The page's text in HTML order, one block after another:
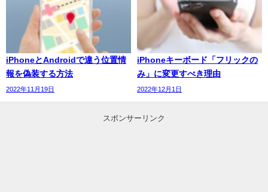
iPhoneとAndroidで違う位置情
報を偽装する方法
2022年11月19日
iPhoneキーボード「フリックの
み」に変更すべき理由
2022年12月1日
スポンサーリンク